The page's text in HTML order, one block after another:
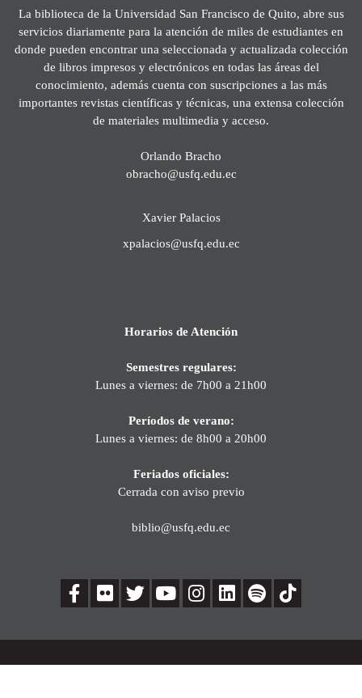
La biblioteca de la Universidad San Francisco de Quito, abre sus
servicios diariamente para la atención de miles de estudiantes en
donde pueden encontrar una seleccionada y actualizada colección
de libros impresos y electrónicos en todas las áreas del
conocimiento, además cuenta con suscripciones a las más
importantes revistas científicas y técnicas, una extensa colección
de materiales multimedia y acceso.
Orlando Bracho
obracho@usfq.edu.ec
Xavier Palacios
xpalacios@usfq.edu.ec
Horarios de Atención
Semestres regulares:
Lunes a viernes: de 7h00 a 21h00
Períodos de verano:
Lunes a viernes: de 8h00 a 20h00
Feriados oficiales:
Cerrada con aviso previo
biblio@usfq.edu.ec